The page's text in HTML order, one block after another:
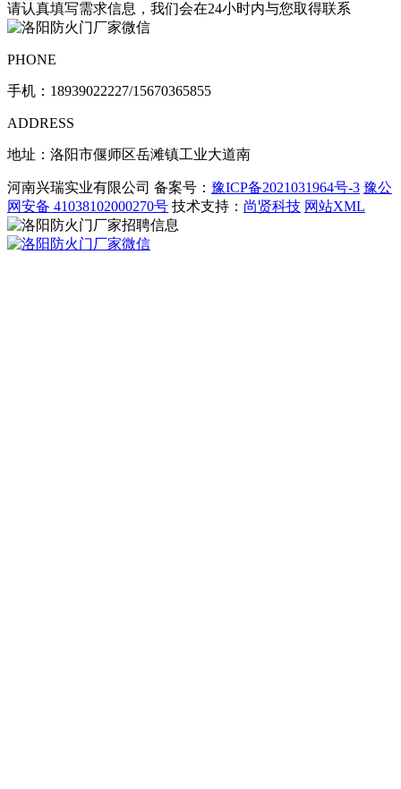
请认真填写需求信息，我们会在24小时内与您取得联系
PHONE
手机： 18939022227/15670365855
ADDRESS
地址：洛阳市偃师区岳滩镇工业大道南
河南兴瑞实业有限公司 备案号： 豫ICP备2021031964号-3 豫公
网安备 41038102000270号 技术支持： 尚贤科技 网站XML